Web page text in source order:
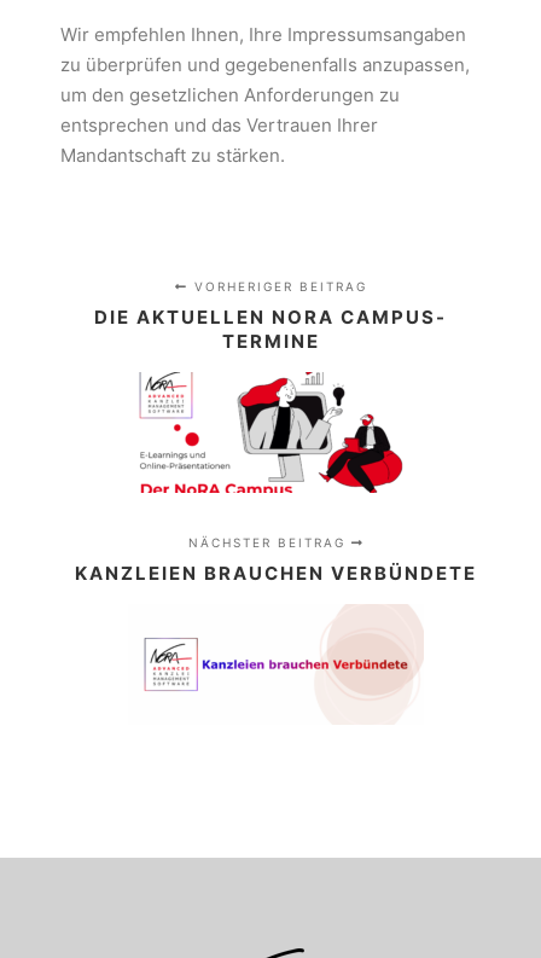
Wir empfehlen Ihnen, Ihre Impressumsangaben
zu überprüfen und gegebenenfalls anzupassen,
um den gesetzlichen Anforderungen zu
entsprechen und das Vertrauen Ihrer
Mandantschaft zu stärken.
VORHERIGER BEITRAG
DIE AKTUELLEN NORA CAMPUS-
TERMINE
NÄCHSTER BEITRAG
KANZLEIEN BRAUCHEN VERBÜNDETE